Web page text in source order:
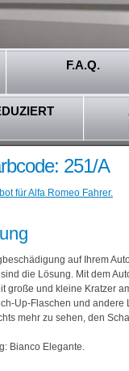
F.A.Q.
251/A
für Alfa Romeo Fahrer.
auf Ihrem
die Lösung. Mit dem
große und kleine Kratzer
Up-Flaschen und andere
mehr zu sehen, den
Bianco Elegante.